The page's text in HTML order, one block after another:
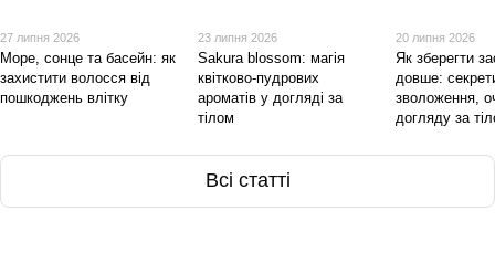
27 липня 2026
Море, сонце та басейн: як
захистити волосся від
пошкоджень влітку
23 липня 2026
Sakura blossom: магія
квітково-пудрових
ароматів у догляді за
тілом
20 липня 2026
Як зберегти
довше:
зволоження,
догляду за
Всі статті